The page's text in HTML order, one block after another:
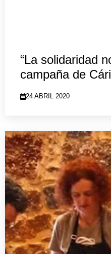
“La solidaridad
campaña de
24 ABRIL 2020